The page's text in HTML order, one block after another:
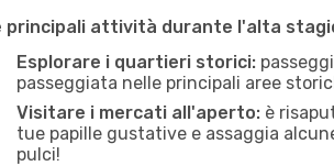
principali attività durante l'alta
Esplorare i quartieri storici:
passeggiata nelle principali aree
Visitare i mercati all'aperto: è
tue papille gustative e assaggia
pulci!